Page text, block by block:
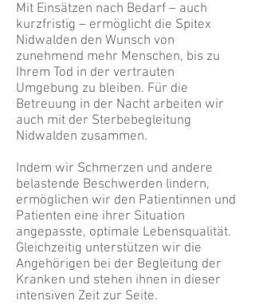
Mit Einsätzen nach Bedarf – auch
kurzfristig – ermöglicht die Spitex
Nidwalden den Wunsch von
zunehmend mehr Menschen, bis zu
Ihrem Tod in der vertrauten
Umgebung zu bleiben. Für die
Betreuung in der Nacht arbeiten wir
auch mit der Sterbebegleitung
Nidwalden zusammen.
Indem wir Schmerzen und andere
belastende Beschwerden lindern,
ermöglichen wir den Patientinnen und
Patienten eine ihrer Situation
angepasste, optimale Lebensqualität.
Gleichzeitig unterstützen wir die
Angehörigen bei der Begleitung der
Kranken und stehen ihnen in dieser
intensiven Zeit zur Seite.